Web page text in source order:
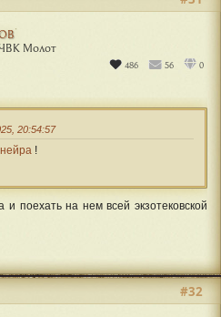
Молот
486 56 0
20:54:57
!
поехать на нем всей экзотековской
#32